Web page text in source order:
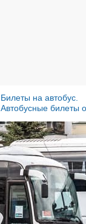
Билеты на автобус.
Автобусные билеты